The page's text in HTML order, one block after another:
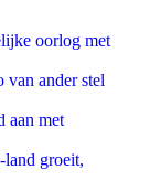
oorlog met
ander stel
aan met
groeit,